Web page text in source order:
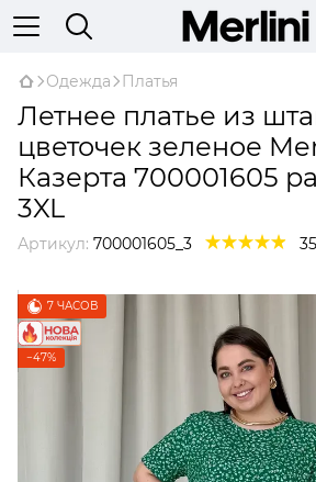
Одежда Платья
Летнее платье из
цветочек зеленое
Казерта 700001605
3XL
Артикул: 700001605_3
7 ЧАСОВ
−47%